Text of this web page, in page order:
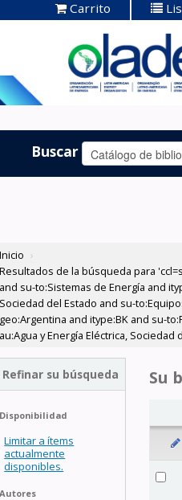
-
Carrito
Buscar
Inicio ›
Resultados de la búsqueda para
and su-to:Sistemas de Energía and
Sociedad del Estado and su-
geo:Argentina and itype:BK and su-
au:Agua y Energía Eléctrica, Sociedad
Refinar su búsqueda
Disponibilidad
Limitar a ítems
actualmente
disponibles.
Autores
Su